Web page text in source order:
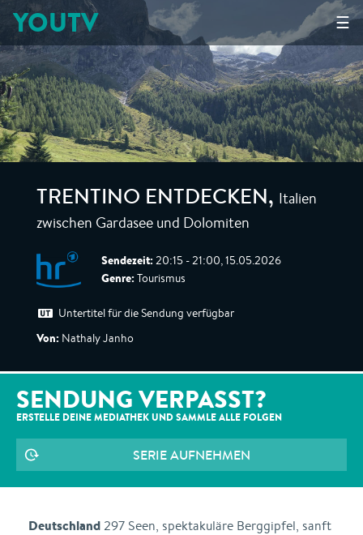
☰
YOUTV
TRENTINO ENTDECKEN, Italien
zwischen Gardasee und Dolomiten
Sendezeit: 20:15 - 21:00, 15.05.2026
Genre: Tourismus
Untertitel für die Sendung verfügbar
Von: Nathaly Janho
SENDUNG VERPASST?
ERSTELLE DEINE MEDIATHEK UND SAMMLE ALLE FOLGEN
SERIE AUFNEHMEN
Deutschland 297 Seen, spektakuläre Berggipfel, sanft